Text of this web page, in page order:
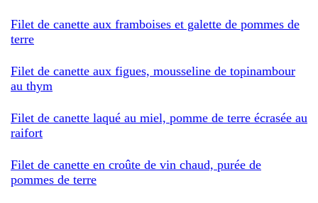
Filet de canette aux framboises et galette de pommes de
terre
Filet de canette aux figues, mousseline de topinambour
au thym
Filet de canette laqué au miel, pomme de terre écrasée au
raifort
Filet de canette en croûte de vin chaud, purée de
pommes de terre